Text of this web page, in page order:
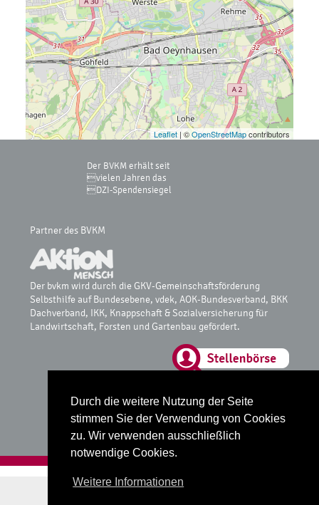
Durch die weitere Nutzung der Seite
stimmen Sie der Verwendung von Cookies
zu. Wir verwenden ausschließlich
notwendige Cookies.
Weitere Informationen
Leaflet | ©OpenStreetMapcontributors
Der BVKM erhält seit
vielen Jahren das
DZI-Spendensiegel
Partner des BVKM
Der bvkm wird durch die GKV-Gemeinschaftsförderung
Selbsthilfe auf Bundesebene, vdek, AOK-Bundesverband, BKK
Dachverband, IKK, Knappschaft & Sozialversicherung für
Landwirtschaft, Forsten und Gartenbau gefördert.
Datenschutz
Impressum